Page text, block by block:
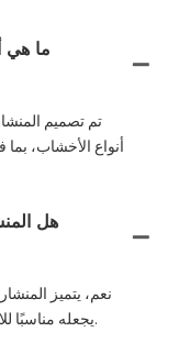
ما هي
تم تصميم
أنواع الأخشاب،
هل
نعم، يتميز
يجعله مناسبًا للاستخدام المهني والاستخدام الشخصي.